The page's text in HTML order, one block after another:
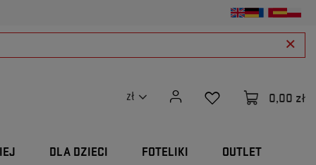
zł 0,00 zł
DLA DZIECI FOTELIKI OUTLET